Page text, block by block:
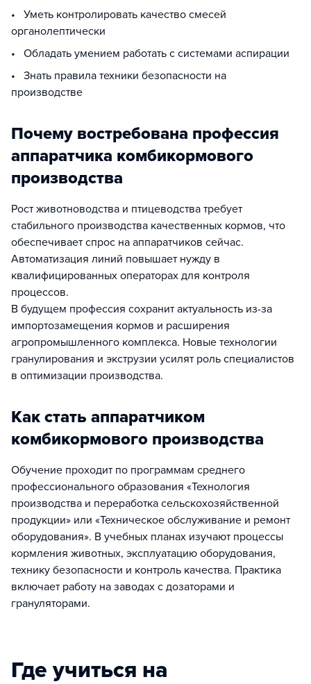
• Уметь контролировать качество смесей
органолептически
• Обладать умением работать с системами аспирации
• Знать правила техники безопасности на
производстве
Почему востребована профессия
аппаратчика комбикормового
производства
Рост животноводства и птицеводства требует
стабильного производства качественных кормов, что
обеспечивает спрос на аппаратчиков сейчас.
Автоматизация линий повышает нужду в
квалифицированных операторах для контроля
процессов.​
В будущем профессия сохранит актуальность из-за
импортозамещения кормов и расширения
агропромышленного комплекса. Новые технологии
гранулирования и экструзии усилят роль специалистов
в оптимизации производства.​
Как стать аппаратчиком
комбикормового производства
Обучение проходит по программам среднего
профессионального образования «Технология
производства и переработка сельскохозяйственной
продукции» или «Техническое обслуживание и ремонт
оборудования». В учебных планах изучают процессы
кормления животных, эксплуатацию оборудования,
технику безопасности и контроль качества. Практика
включает работу на заводах с дозаторами и
грануляторами.​
Где учиться на